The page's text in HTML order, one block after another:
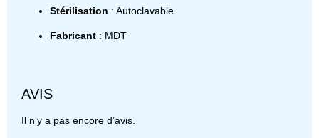
Stérilisation : Autoclavable
Fabricant : MDT
AVIS
Il n’y a pas encore d’avis.